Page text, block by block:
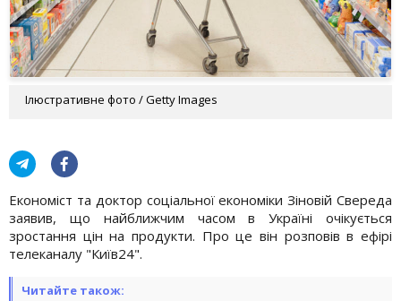
Ілюстративне фото / Getty Images
Економіст та доктор соціальної економіки Зіновій Свереда
заявив, що найближчим часом в Україні очікується
зростання цін на продукти. Про це він розповів в ефірі
телеканалу "Київ24".
Читайте також: